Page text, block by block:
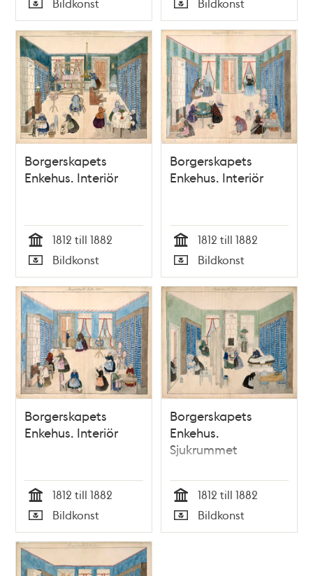
Typ
Typ
Borgerskapets
Enkehus. Interiör
Tid
1812 till 1882
Typ
Bildkonst
Borgerskapets
Enkehus. Interiör
Tid
1812 till 1882
Typ
Bildkonst
Borgerskapets
Enkehus. Interiör
Tid
1812 till 1882
Typ
Bildkonst
Borgerskapets
Enkehus.
Sjukrummet
Tid
1812 till 1882
Typ
Bildkonst